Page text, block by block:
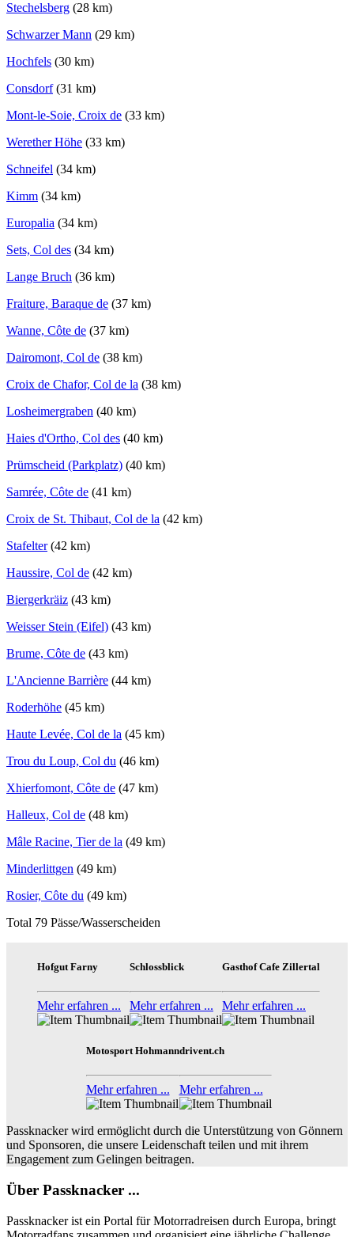
Stechelsberg (28 km)
Schwarzer Mann (29 km)
Hochfels (30 km)
Consdorf(31 km)
Mont-le-Soie, Croix de (33 km)
Werether Höhe (33 km)
Schneifel (34 km)
Kimm (34 km)
Europalia (34 km)
Sets, Col des (34 km)
Lange Bruch (36 km)
Fraiture, Baraque de (37 km)
Wanne, Côte de (37 km)
Dairomont, Col de (38 km)
Croix de Chafor, Col de la (38 km)
Losheimergraben (40 km)
Haies d'Ortho, Col des (40 km)
Prümscheid (Parkplatz) (40 km)
Samrée, Côte de (41 km)
Croix de St. Thibaut, Col de la (42 km)
Stafelter(42 km)
Haussire, Col de (42 km)
Biergerkräiz (43 km)
Weisser Stein (Eifel) (43 km)
Brume, Côte de (43 km)
L'Ancienne Barrière (44 km)
Roderhöhe (45 km)
Haute Levée, Col de la (45 km)
Trou du Loup, Col du (46 km)
Xhierfomont, Côte de (47 km)
Halleux, Col de (48 km)
Mâle Racine, Tier de la (49 km)
Minderlittgen (49 km)
Rosier, Côte du (49 km)
Total 79 Pässe/Wasserscheiden
Hofgut Farny
Mehr erfahren ...
Schlossblick
Mehr erfahren ...
Gasthof Cafe Zillertal
Mehr erfahren ...
Motosport Hohmann
Mehr erfahren ...
drivent.ch
Mehr erfahren ...
Passknacker wird ermöglicht durch die Unterstützung von Gönnern
und Sponsoren, die unsere Leidenschaft teilen und mit ihrem
Engagement zum Gelingen beitragen.
Über Passknacker ...
Passknacker ist ein Portal für Motorradreisen durch Europa, bringt